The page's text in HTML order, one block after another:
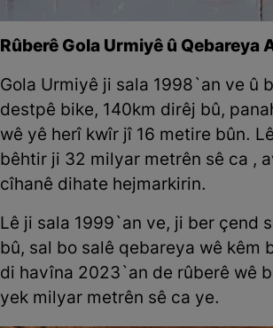
Rûberê Gola Urmiyê û Qebareya
Gola Urmiyê ji sala 1998`an ve û
destpê bike, 140km dirêj bû,
wê yê herî kwîr jî 16 metire bûn.
bêhtir ji 32 milyar metrên sê ca ,
cîhanê dihate hejmarkirin.
Lê ji sala 1999`an ve, ji ber çend
bû, sal bo salê qebareya wê kêm
di havîna 2023`an de rûberê wê
yek milyar metrên sê ca ye.